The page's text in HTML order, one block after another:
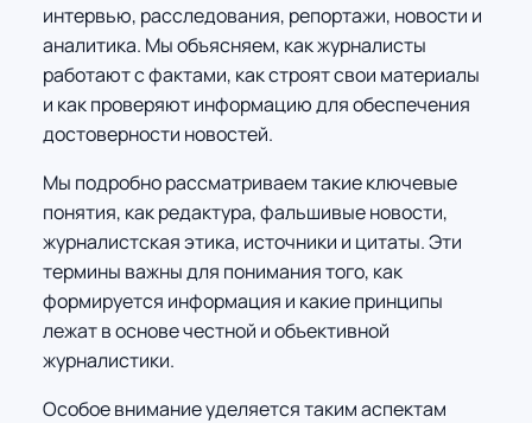
интервью, расследования, репортажи, новости и
аналитика. Мы объясняем, как журналисты
работают с фактами, как строят свои материалы
и как проверяют информацию для обеспечения
достоверности новостей.
Мы подробно рассматриваем такие ключевые
понятия, как редактура, фальшивые новости,
журналистская этика, источники и цитаты. Эти
термины важны для понимания того, как
формируется информация и какие принципы
лежат в основе честной и объективной
журналистики.
Особое внимание уделяется таким аспектам